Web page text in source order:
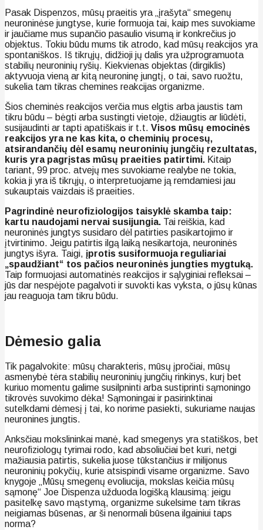
Pasak Dispenzos, mūsų praeitis yra „įrašyta“ smegenų
neuroninėse jungtyse, kurie formuoja tai, kaip mes suvokiame
ir jaučiame mus supančio pasaulio visumą ir konkrečius jo
objektus. Tokiu būdu mums tik atrodo, kad mūsų reakcijos yra
spontaniškos. Iš tikrųjų, didžioji jų dalis yra užprogramuota
stabilių neuroninių ryšių. Kiekvienas objektas (dirgiklis)
aktyvuoja vieną ar kitą neuroninę jungtį, o tai, savo ruožtu,
sukelia tam tikras chemines reakcijas organizme.
Šios cheminės reakcijos verčia mus elgtis arba jaustis tam
tikru būdu – bėgti arba sustingti vietoje, džiaugtis ar liūdėti,
susijaudinti ar tapti apatiškais ir t.t. Visos mūsų emocinės
reakcijos yra ne kas kita, o cheminių procesų,
atsirandančių dėl esamų neuroninių jungčių rezultatas,
kuris yra pagrįstas mūsų praeities patirtimi. Kitaip
tariant, 99 proc. atvejų mes suvokiame realybe ne tokia,
kokia ji yra iš tikrųjų, o interpretuojame ją remdamiesi jau
sukauptais vaizdais iš praeities.
Pagrindinė neurofiziologijos taisyklė skamba taip:
kartu naudojami nervai susijungia. Tai reiškia, kad
neuroninės jungtys susidaro dėl patirties pasikartojimo ir
įtvirtinimo. Jeigu patirtis ilgą laiką nesikartoja, neuroninės
jungtys išyra. Taigi, įprotis susiformuoja reguliariai
„spaudžiant“ tos pačios neuroninės jungties mygtuką.
Taip formuojasi automatinės reakcijos ir sąlyginiai refleksai –
jūs dar nespėjote pagalvoti ir suvokti kas vyksta, o jūsų kūnas
jau reaguoja tam tikru būdu.
Dėmesio galia
Tik pagalvokite: mūsų charakteris, mūsų įpročiai, mūsų
asmenybė tėra stabilių neuroninių jungčių rinkinys, kurį bet
kuriuo momentu galime susilpninti arba sustiprinti sąmoningo
tikrovės suvokimo dėka! Sąmoningai ir pasirinktinai
sutelkdami dėmesį į tai, ko norime pasiekti, sukuriame naujas
neuronines jungtis.
Anksčiau mokslininkai manė, kad smegenys yra statiškos, bet
neurofiziologų tyrimai rodo, kad absoliučiai bet kuri, netgi
mažiausia patirtis, sukelia juose tūkstančius ir milijonus
neuroninių pokyčių, kurie atsispindi visame organizme. Savo
knygoje „Mūsų smegenų evoliucija, mokslas keičia mūsų
sąmonę“ Joe Dispenza užduoda logišką klausimą: jeigu
pasitelkę savo mąstymą, organizme sukelsime tam tikras
neigiamas būsenas, ar ši nenormali būsena ilgainiui taps
norma?